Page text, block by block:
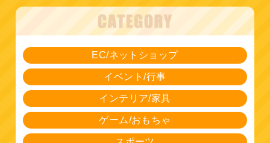
EC/ネットショップ
イベント/行事
インテリア/家具
ゲーム/おもちゃ